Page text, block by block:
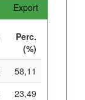
Export
Perc.
(%)
58,11
23,49